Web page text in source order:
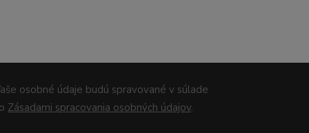
osobné údaje budú spravované v súlade
Zásadami spracovania osobných údajov.